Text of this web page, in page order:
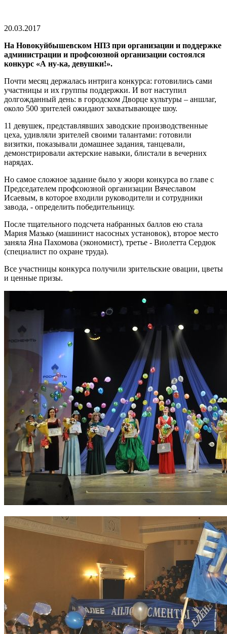
20.03.2017
На Новокуйбышевском НПЗ при организации и поддержке
администрации и профсоюзной организации состоялся
конкурс «А ну-ка, девушки!».
Почти месяц держалась интрига конкурса: готовились сами
участницы и их группы поддержки. И вот наступил
долгожданный день: в городском Дворце культуры – аншлаг,
около 500 зрителей ожидают захватывающее шоу.
11 девушек, представлявших заводские производственные
цеха, удивляли зрителей своими талантами: готовили
визитки, показывали домашнее задания, танцевали,
демонстрировали актерские навыки, блистали в вечерних
нарядах.
Но самое сложное задание было у жюри конкурса во главе с
Председателем профсоюзной организации Вячеславом
Исаевым, в которое входили руководители и сотрудники
завода, - определить победительницу.
После тщательного подсчета набранных баллов ею стала
Мария Мазько (машинист насосных установок), второе место
заняла Яна Пахомова (экономист), третье - Виолетта Сердюк
(специалист по охране труда).
Все участницы конкурса получили зрительские овации, цветы
и ценные призы.